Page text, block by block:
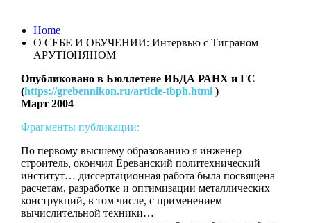
Home
О СЕБЕ И ОБУЧЕНИИ: Интервью с Тиграном
АРУТЮНЯНОМ
Опубликовано в Бюллетене ИБДА РАНХ и ГС
(https://grebennikon.ru/article-tbph.html )
Март 2004
Фрагменты публикации:
По первому высшему образованию я инженер
строитель, окончил Ереванский политехнический
институт… диссертационная работа была посвящена
расчетам, разработке и оптимизации металлических
конструкций, в том числе, с применением
вычислительной техники…